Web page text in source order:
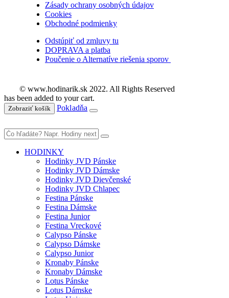
Zásady ochrany osobných údajov
Cookies
Obchodné podmienky
Odstúpiť od zmluvy tu
DOPRAVA a platba
Poučenie o Alternatíve riešenia sporov
© www.hodinarik.sk 2022. All Rights Reserved
has been added to your cart.
Zobraziť košík Pokladňa
HODINKY
Hodinky JVD Pánske
Hodinky JVD Dámske
Hodinky JVD Dievčenské
Hodinky JVD Chlapec
Festina Pánske
Festina Dámske
Festina Junior
Festina Vreckové
Calypso Pánske
Calypso Dámske
Calypso Junior
Kronaby Pánske
Kronaby Dámske
Lotus Pánske
Lotus Dámske